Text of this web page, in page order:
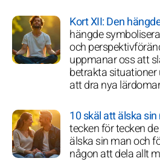
Kort XII: Den
hängde
och
uppmanar oss att
betrakta situationer
att dra nya
10 skäl att älska
tecken för tecken
älska sin man och
någon att dela allt